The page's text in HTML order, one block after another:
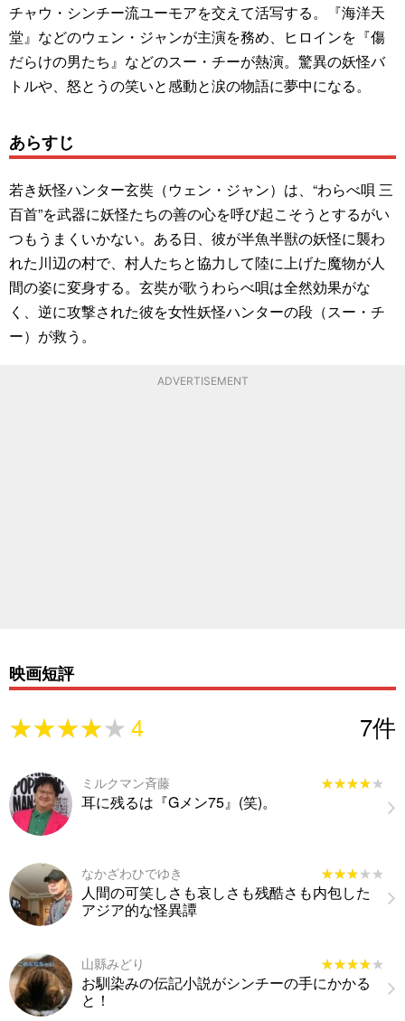
チャウ・シンチー流ユーモアを交えて活写する。『海洋天
堂』などのウェン・ジャンが主演を務め、ヒロインを『傷
だらけの男たち』などのスー・チーが熱演。驚異の妖怪バ
トルや、怒とうの笑いと感動と涙の物語に夢中になる。
あらすじ
若き妖怪ハンター玄奘（ウェン・ジャン）は、“わらべ唄 三
百首”を武器に妖怪たちの善の心を呼び起こそうとするがい
つもうまくいかない。ある日、彼が半魚半獣の妖怪に襲わ
れた川辺の村で、村人たちと協力して陸に上げた魔物が人
間の姿に変身する。玄奘が歌うわらべ唄は全然効果がな
く、逆に攻撃された彼を女性妖怪ハンターの段（スー・チ
ー）が救う。
ADVERTISEMENT
映画短評
★★★★★
★★★★★4 7件
ミルクマン斉藤 ★★★★★
★★★★★
耳に残るは『Gメン75』(笑)。
なかざわひでゆき ★★★★★
★★★★★
人間の可笑しさも哀しさも残酷さも内包した
アジア的な怪異譚
山縣みどり ★★★★★
★★★★★
お馴染みの伝記小説がシンチーの手にかかる
と！